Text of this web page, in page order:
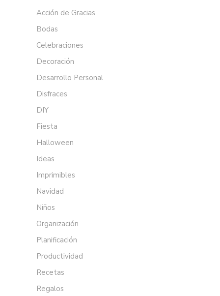
Acción de Gracias
Bodas
Celebraciones
Decoración
Desarrollo Personal
Disfraces
DIY
Fiesta
Halloween
Ideas
Imprimibles
Navidad
Niños
Organización
Planificación
Productividad
Recetas
Regalos